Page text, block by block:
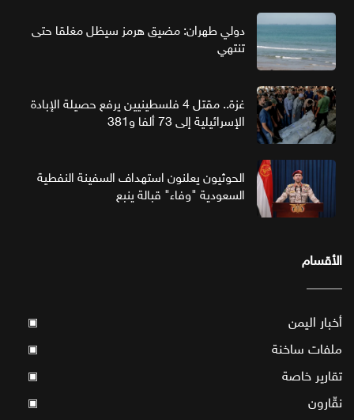
دولي طهران: مضيق هرمز سيظل مغلقا حتى
تنتهي
غزة.. مقتل 4 فلسطينيين يرفع حصيلة الإبادة
الإسرائيلية إلى 73 ألفا و381
الحوثيون يعلنون استهداف السفينة النفطية
السعودية "وفاء" قبالة ينبع
الأقسام
أخبار اليمن ▣
ملفات ساخنة ▣
تقارير خاصة ▣
نقّارون ▣